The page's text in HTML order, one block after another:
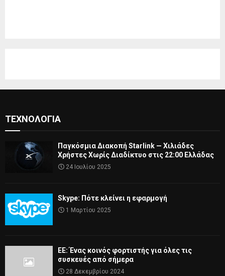
ΤΕΧΝΟΛΟΓΊΑ
Παγκόσμια Διακοπή Starlink — Χιλιάδες
Χρήστες Χωρίς Διαδίκτυο στις 22:00 Ελλάδας
24 Ιουλίου 2025
Skype: Πότε κλείνει η εφαρμογή
1 Μαρτίου 2025
ΕΕ: Ένας κοινός φορτιστής για όλες τις
συσκευές από σήμερα
28 Δεκεμβρίου 2024